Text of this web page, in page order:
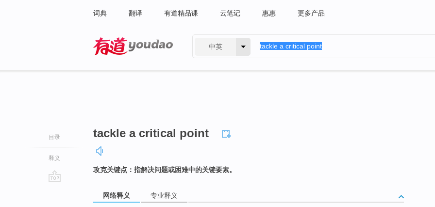
词典 翻译 有道精品课 云笔记 惠惠 更多产品
中英
目录
释义
tackle a critical point
攻克关键点：指解决问题或困难中的关键要素。
网络释义 专业释义